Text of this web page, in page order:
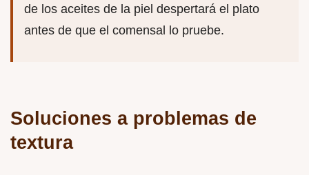
de los aceites de la piel despertará el plato
antes de que el comensal lo pruebe.
Soluciones a problemas de
textura